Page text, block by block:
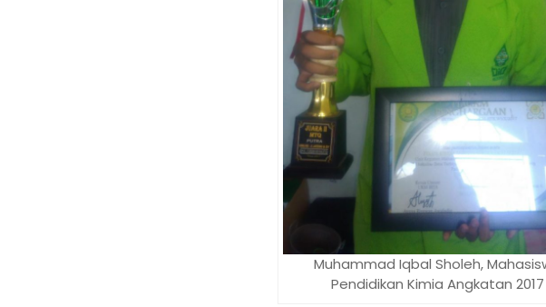
Muhammad Iqbal Sholeh,
Pendidikan Kimia Angkatan 2017